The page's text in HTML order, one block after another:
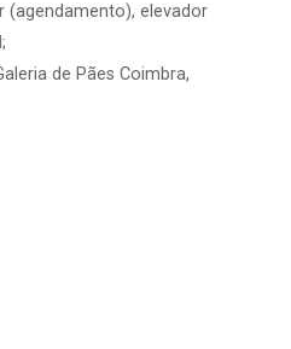
(agendamento), elevador
de Pães Coimbra,